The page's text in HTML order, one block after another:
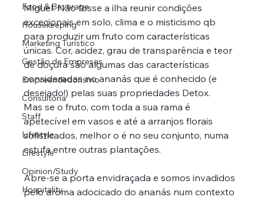
Food & Beverage
Housekeeping
Marketing Turístico
Gestão de Empresas
Empreendedorismo
Consultoria
Staff
Lifestyle
Lifestyle
Opinion/Study
Hospitality
Miguel. Não fosse a ilha reunir condições
excecionais em solo, clima e o misticismo qb
para produzir um fruto com características
únicas. Cor, acidez, grau de transparência e teor
de doçura são algumas das características
consideradas no ananás que é conhecido (e
desejado!) pelas suas propriedades Detox.
Mas se o fruto, com toda a sua rama é
apetecível em vasos e até a arranjos florais
sofisticados, melhor o é no seu conjunto, numa
estufa entre outras plantações.
Abre-se a porta envidraçada e somos invadidos
pelo aroma adocicado do ananás num contexto